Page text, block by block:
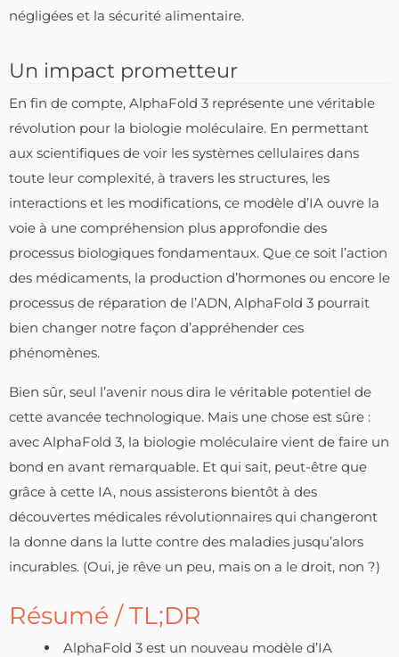
négligées et la sécurité alimentaire.
Un impact prometteur
En fin de compte, AlphaFold 3 représente une véritable
révolution pour la biologie moléculaire. En permettant
aux scientifiques de voir les systèmes cellulaires dans
toute leur complexité, à travers les structures, les
interactions et les modifications, ce modèle d’IA ouvre la
voie à une compréhension plus approfondie des
processus biologiques fondamentaux. Que ce soit l’action
des médicaments, la production d’hormones ou encore le
processus de réparation de l’ADN, AlphaFold 3 pourrait
bien changer notre façon d’appréhender ces
phénomènes.
Bien sûr, seul l’avenir nous dira le véritable potentiel de
cette avancée technologique. Mais une chose est sûre :
avec AlphaFold 3, la biologie moléculaire vient de faire un
bond en avant remarquable. Et qui sait, peut-être que
grâce à cette IA, nous assisterons bientôt à des
découvertes médicales révolutionnaires qui changeront
la donne dans la lutte contre des maladies jusqu’alors
incurables. (Oui, je rêve un peu, mais on a le droit, non ?)
Résumé / TL;DR
AlphaFold 3 est un nouveau modèle d’IA